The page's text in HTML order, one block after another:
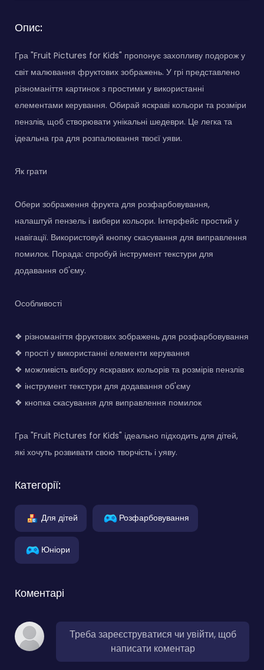
Опис:
Гра "Fruit Pictures for Kids" пропонує захопливу подорож у
світ малювання фруктових зображень. У грі представлено
різноманіття картинок з простими у використанні
елементами керування. Обирай яскраві кольори та розміри
пензлів, щоб створювати унікальні шедеври. Це легка та
ідеальна гра для розпалювання твоєї уяви.
Як грати
Обери зображення фрукта для розфарбовування,
налаштуй пензель і вибери кольори. Інтерфейс простий у
навігації. Використовуй кнопку скасування для виправлення
помилок. Порада: спробуй інструмент текстури для
додавання об'єму.
Особливості
❖ різноманіття фруктових зображень для розфарбовування
❖ прості у використанні елементи керування
❖ можливість вибору яскравих кольорів та розмірів пензлів
❖ інструмент текстури для додавання об'єму
❖ кнопка скасування для виправлення помилок
Гра "Fruit Pictures for Kids" ідеально підходить для дітей,
які хочуть розвивати свою творчість і уяву.
Категорії:
Для дітей Розфарбовування
Юніори
Коментарі
Треба зареєструватися чи увійти, щоб
написати коментар